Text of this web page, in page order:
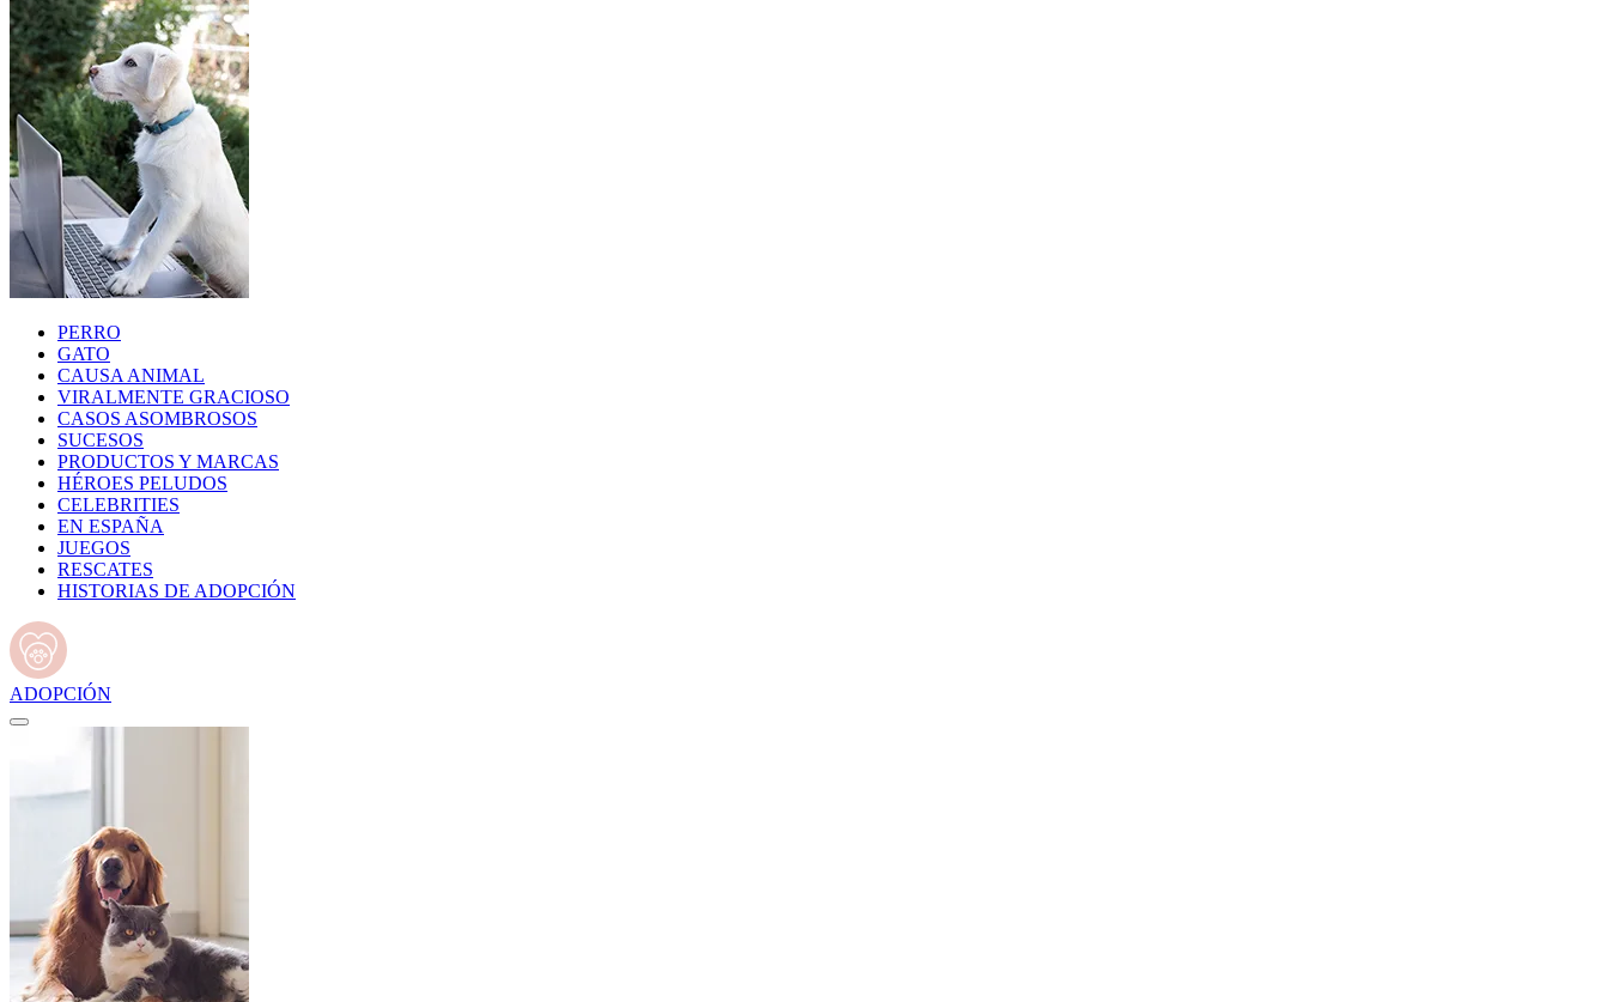
PERRO
GATO
CAUSA ANIMAL
VIRALMENTE GRACIOSO
CASOS ASOMBROSOS
SUCESOS
PRODUCTOS Y MARCAS
HÉROES PELUDOS
CELEBRITIES
EN ESPAÑA
JUEGOS
RESCATES
HISTORIAS DE ADOPCIÓN
ADOPCIÓN